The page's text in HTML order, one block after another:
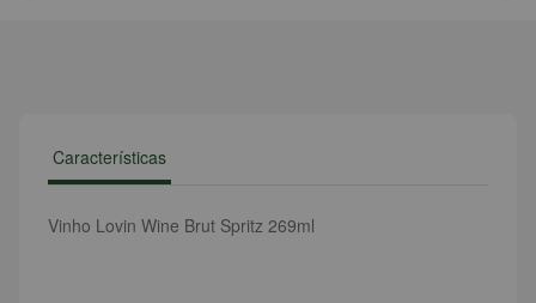
Características
Vinho Lovin Wine Brut Spritz 269ml